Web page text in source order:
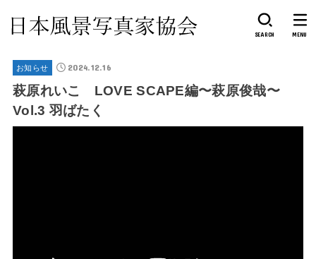
SEARCH MENU
お知らせ 2024.12.16
萩原れいこ LOVE SCAPE編〜萩原俊哉〜
Vol.3 羽ばたく